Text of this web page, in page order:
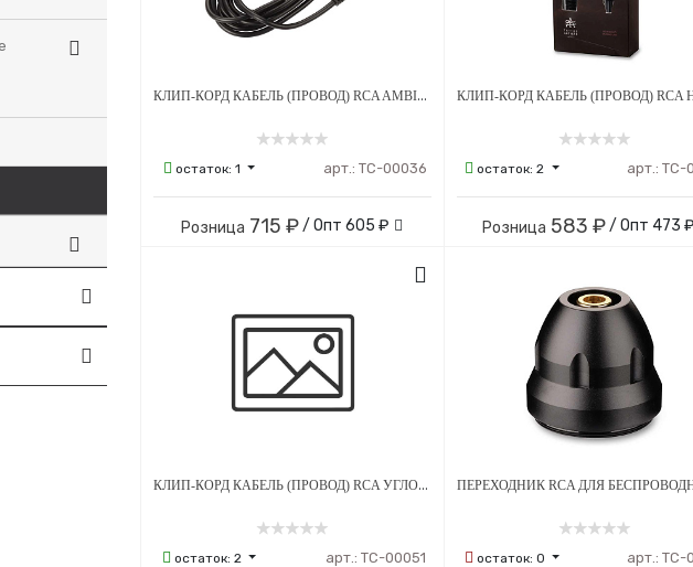
КЛИП-КОРД КАБЕЛЬ (ПРОВОД) RCA AMBITION - ЧЕРНЫЙ
остаток: 1 арт.: ТС-00036
Розница 715 ₽/ Опт605 ₽
остаток:2 арт.: ТС-
Розница 583 ₽/ Опт 473 ₽
КЛИП-КОРД КАБЕЛЬ (ПРОВОД) RCA УГЛОВОЙ HL TATTOO - ЧЕРНЫЙ
остаток: 2 арт.: ТС-00051 остаток: 0 арт.: ТС-